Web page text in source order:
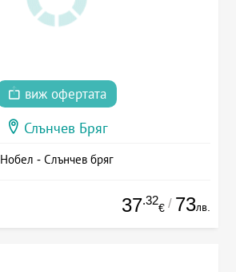
виж офертата
Слънчев Бряг
Нобел - Слънчев бряг
37.32
€ / 73лв.